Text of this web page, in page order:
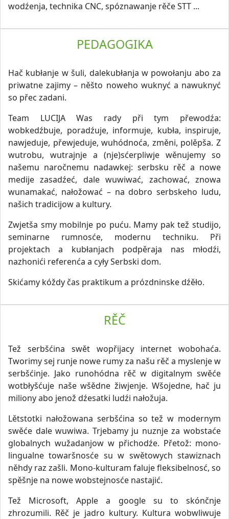
wodźenja, technika CNC, spóznawanje rěče STT ...
PEDAGOGIKA
Hač kubłanje w šuli, dalekubłanja w powołanju abo za
priwatne zajimy – něšto noweho wuknyć a nawuknyć
so přec zadani.
Team LUCIJA Was rady při tym přewodźa:
wobkedźbuje, poradźuje, informuje, kubła, inspiruje,
nawjeduje, přewjeduje, wuhódnoća, změni, polěpša. Z
wutrobu, wutrajnje a (nje)sćerpliwje wěnujemy so
našemu naročnemu nadawkej: serbsku rěč a nowe
medije zasadźeć, dale wuwiwać, zachować, znowa
wunamakać, nałožować – na dobro serbskeho ludu,
našich tradicijow a kultury.
Zwjetša smy mobilnje po puću. Mamy pak tež studijo,
seminarne rumnosće, modernu techniku. Při
projektach a kubłanjach podpěraja nas młodźi,
nazhonići referenća a cyły Serbski dom.
Skićamy kóždy čas praktikum a prózdninske dźěło.
RĚČ
Tež serbšćina swět wopřijacy internet wobohaća.
Tworimy sej runje nowe rumy za našu rěč a myslenje w
serbšćinje. Jako runohódna rěč w digitalnym swěće
wotbłyšćuje naše wšědne žiwjenje. Wšojedne, hač ju
miliony abo jenož dźesatki ludźi nałožuja.
Lětstotki nałožowana serbšćina so tež w modernym
swěće dale wuwiwa. Trjebamy ju nuznje za wobstaće
globalnych wužadanjow w přichodźe. Přetož: mono-
lingualne towaršnosće su w swětowych stawiznach
něhdy raz zašli. Mono-kulturam faluje fleksibelnosć, so
spěšnje na nowe wobstejnosće nastajić.
Tež Microsoft, Apple a google su to skónčnje
zhrozumili. Rěč je jadro kultury. Kultura wobwliwuje